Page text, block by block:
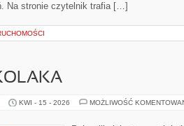
Na stronie czytelnik trafia […]
KWI - 15 - 2026 MOŻLIWOŚĆ